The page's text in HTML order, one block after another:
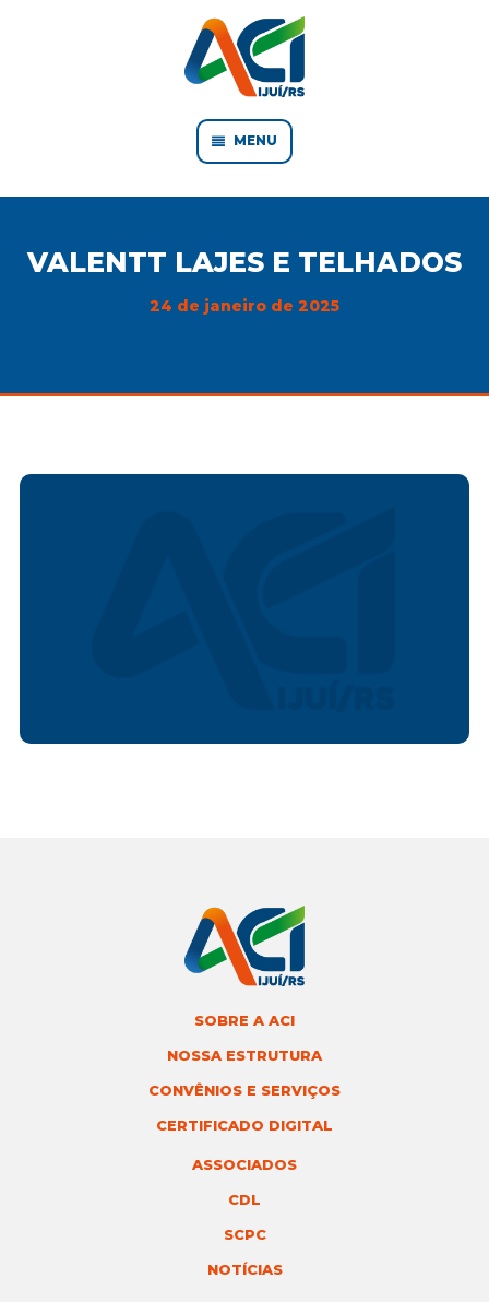
MENU
VALENTT LAJES E TELHADOS
24 de janeiro de 2025
SOBRE A ACI
NOSSA ESTRUTURA
CONVÊNIOS E SERVIÇOS
CERTIFICADO DIGITAL
ASSOCIADOS
CDL
SCPC
NOTÍCIAS